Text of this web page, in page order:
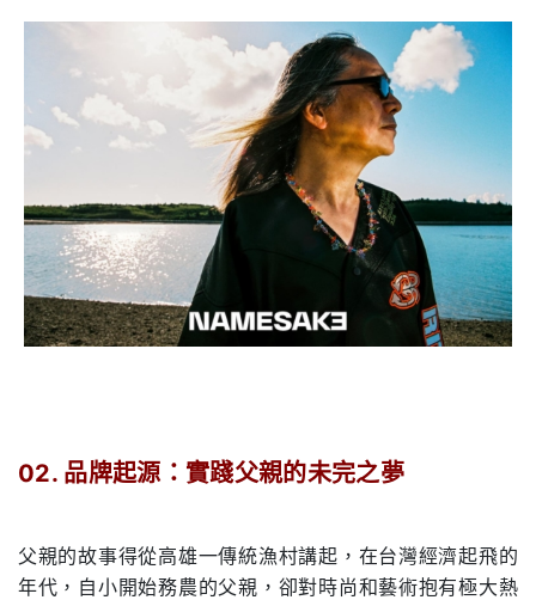
02. 品牌起源：實踐父親的未完之夢
父親的故事得從高雄一傳統漁村講起，在台灣經濟起飛的
年代，自小開始務農的父親，卻對時尚和藝術抱有極大熱